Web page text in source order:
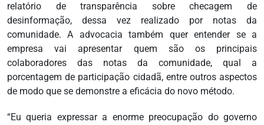
relatório de transparência sobre checagem de
desinformação, dessa vez realizado por notas da
comunidade. A advocacia também quer entender se a
empresa vai apresentar quem são os principais
colaboradores das notas da comunidade, qual a
porcentagem de participação cidadã, entre outros aspectos
de modo que se demonstre a eficácia do novo método.
“Eu queria expressar a enorme preocupação do governo